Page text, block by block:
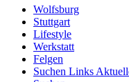
Wolfsburg
Stuttgart
Lifestyle
Werkstatt
Felgen
Suchen Links